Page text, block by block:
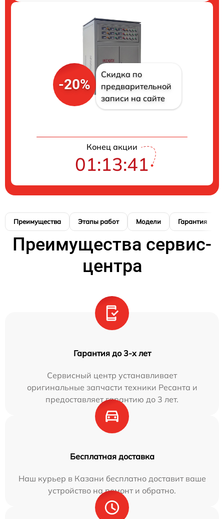
-20%
Скидка по
предварительной
записи на сайте
Конец акции
01:13:41
Преимущества Этапы работ Модели Гарантия
Преимущества сервис-
центра
Гарантия до 3-х лет
Сервисный центр устанавливает
оригинальные запчасти техники Ресанта и
предоставляет гарантию до 3 лет.
Бесплатная доставка
Наш курьер в Казани бесплатно доставит ваше
устройство на ремонт и обратно.